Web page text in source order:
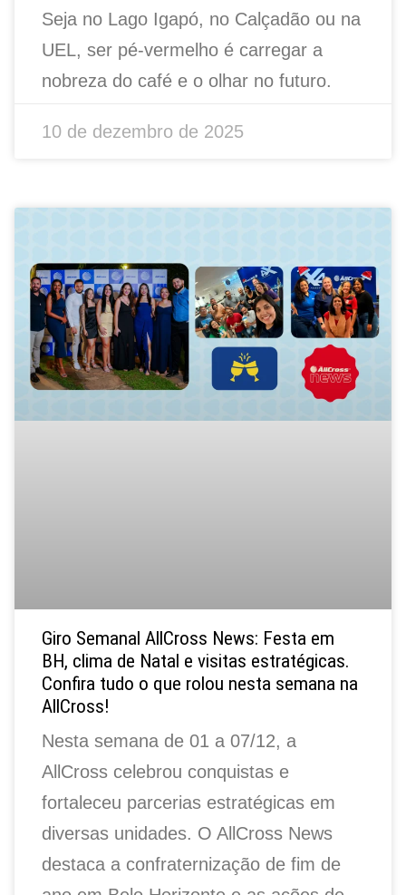
Seja no Lago Igapó, no Calçadão ou na
UEL, ser pé-vermelho é carregar a
nobreza do café e o olhar no futuro.
10 de dezembro de 2025
Giro Semanal AllCross News: Festa em
BH, clima de Natal e visitas estratégicas.
Confira tudo o que rolou nesta semana na
AllCross!
Nesta semana de 01 a 07/12, a
AllCross celebrou conquistas e
fortaleceu parcerias estratégicas em
diversas unidades. O AllCross News
destaca a confraternização de fim de